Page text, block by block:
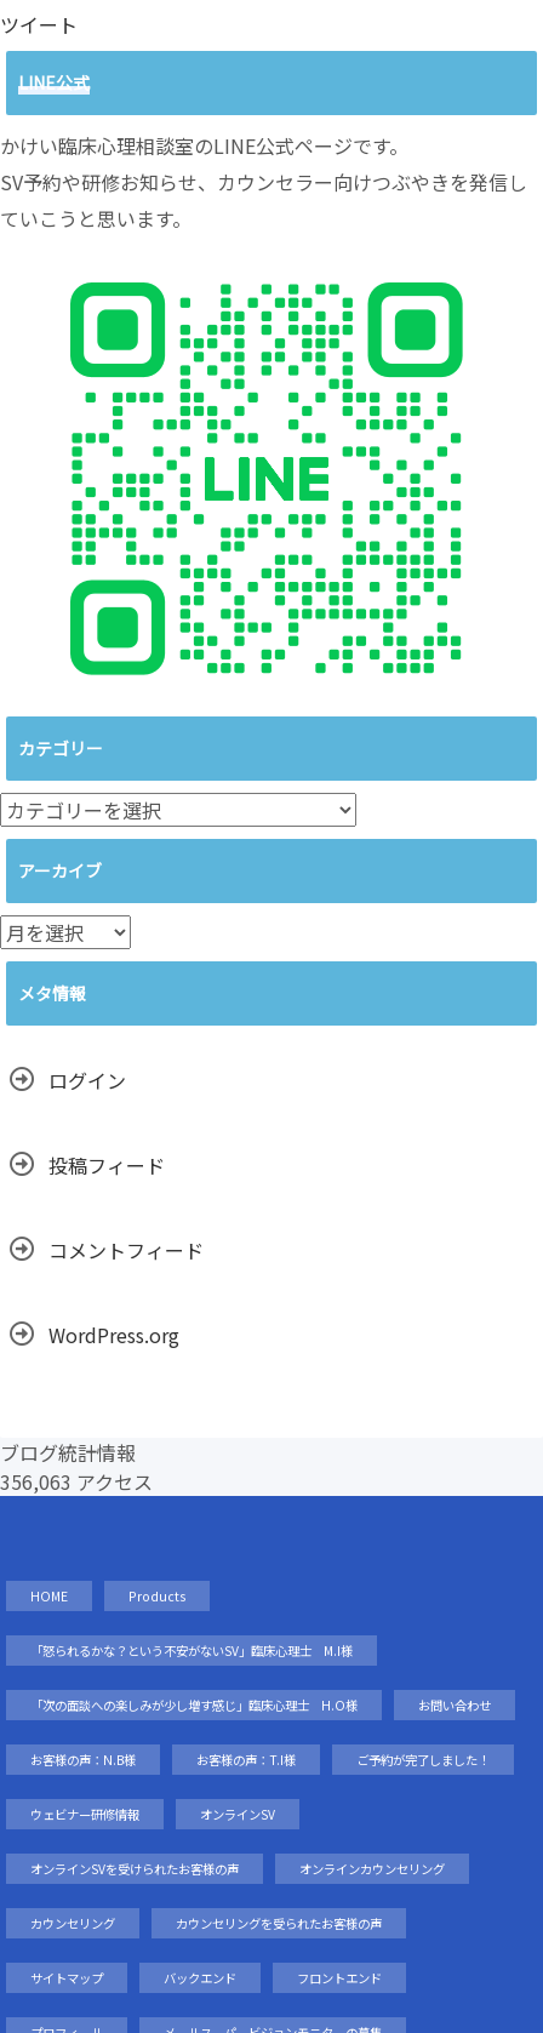
ツイート
LINE公式
かけい臨床心理相談室のLINE公式ページです。
SV予約や研修お知らせ、カウンセラー向けつぶやきを発信し
ていこうと思います。
カテゴリー
カ
テ
ー
アーカイブ
ア
ー
メタ情報
ログイン
投稿フィード
コメントフィード
WordPress.org
ブログ統計情報
356,063 アクセス
HOME Products
「怒られるかな？という不安がないSV」臨床心理士 M.I様
「次の面談への楽しみが少し増す感じ」臨床心理士 H.O様 お問い合わせ
お客様の声：N.B様 お客様の声：T.I様 ご予約が完了しました！
ウェビナー研修情報 オンラインSV
オンラインSVを受けられたお客様の声 オンラインカウンセリング
カウンセリング カウンセリングを受られたお客様の声
サイトマップ バックエンド フロントエンド